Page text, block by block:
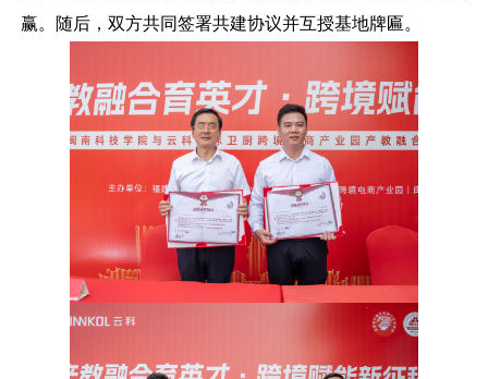
赢。随后，双方共同签署共建协议并互授基地牌匾。